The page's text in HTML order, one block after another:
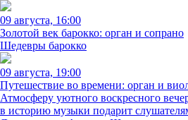
09 августа, 16:00
Золотой век барокко: орган и сопрано
Шедевры барокко
09 августа, 19:00
Путешествие во времени: орган и
Атмосферу уютного воскресного
в историю музыки подарит